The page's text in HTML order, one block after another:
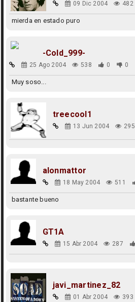
09 Dic 2004 482
mierda en estado puro
-Cold_999-
25 Ago 2004 538 0 0
Muy soso...
treecool1
13 Jun 2004 295
alonmattor
18 May 2004 511
bastante bueno
GT1A
15 Abr 2004 287
javi_martinez_82
01 Abr 2004 393